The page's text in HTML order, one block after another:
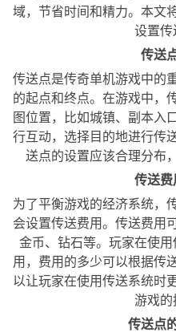
域，节省时间和精力。本文
设置传
传送
传送点是传奇单机游戏中的
的起点和终点。在游戏中，
图位置，比如城镇、副本入
行互动，选择目的地进行传
送点的设置应该合理分布
传送费
为了平衡游戏的经济系统，
会设置传送费用。传送费用
金币、钻石等。玩家在使
用，费用的多少可以根据传
以让玩家在使用传送系统时
游戏的
传送点